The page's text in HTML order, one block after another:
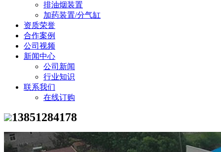
排油烟装置
加药装置/分气缸
资质荣誉
合作案例
公司视频
新闻中心
公司新闻
行业知识
联系我们
在线订购
13851284178